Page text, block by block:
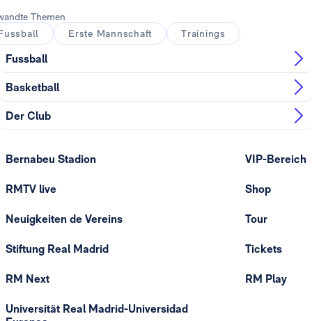
Themen
Erste Mannschaft Trainings
Fussball
Basketball
Der Club
Bernabeu Stadion
RMTV live
Neuigkeiten de Vereins
Stiftung Real Madrid
RM Next
Universität Real Madrid-Universidad
VIP-Bereich
Shop
Tour
Tickets
RM Play